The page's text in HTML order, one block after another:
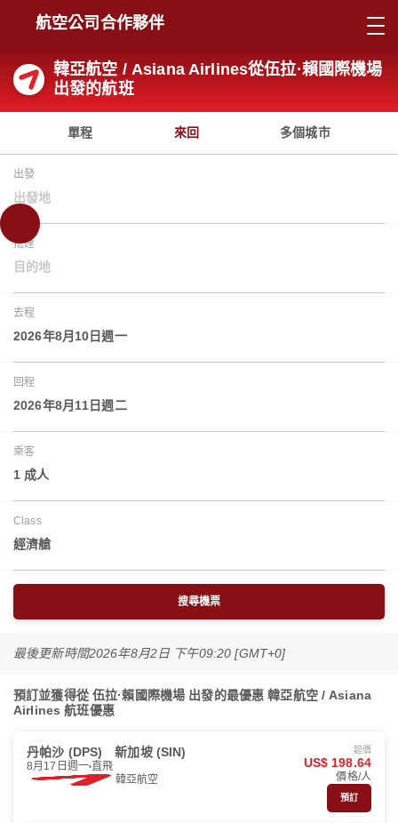
航空公司合作夥伴
韓亞航空 / Asiana Airlines從伍拉·賴國際機場
出發的航班
單程 來回 多個城市
出發
出發地
抵達
目的地
去程
2026年8月10日週一
回程
2026年8月11日週二
乘客
1 成人
Class
經濟艙
搜尋機票
最後更新時間2026年8月2日 下午09:20 [GMT+0]
預訂並獲得從 伍拉·賴國際機場 出發的最優惠 韓亞航空 / Asiana
Airlines 航班優惠
丹帕沙 (DPS) 新加坡 (SIN)
8月17日週一 直飛
韓亞航空
起價
US$ 198.64
價格/人
預訂